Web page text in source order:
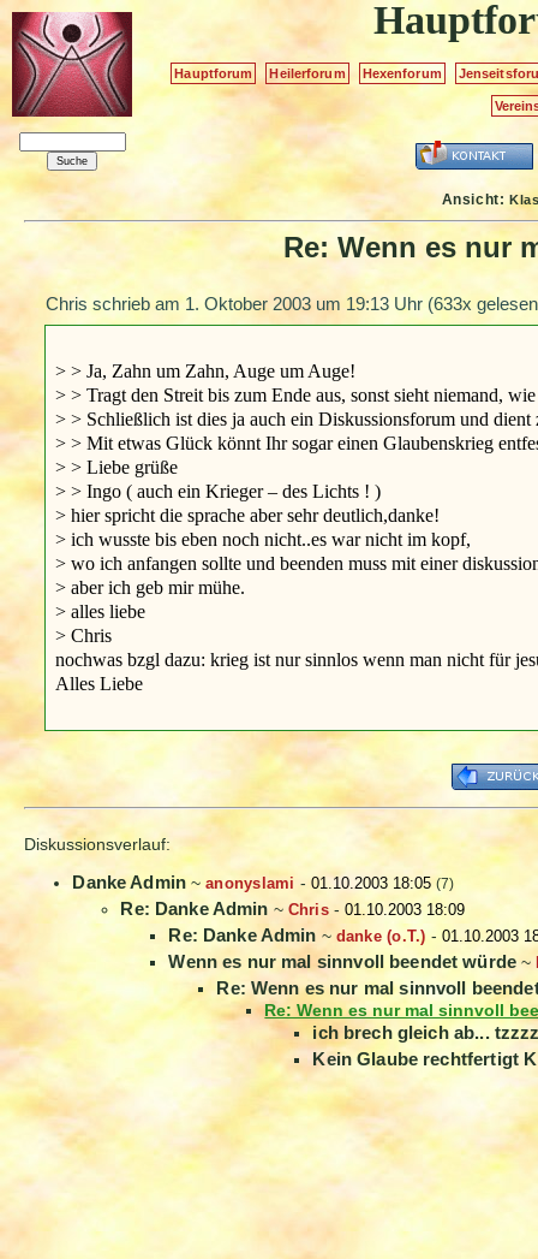
Hauptforum Heilerforum Hexenforum
Ansicht:
Re: Wenn es nur
Chris schrieb am1. Oktober 2003 um 19:13 Uhr (633x
> > Ja, Zahn um Zahn, Auge um Auge!
> > Tragt den Streit bis zum Ende aus, sonst sieht niemand,
> > Schließlich ist dies ja auch ein Diskussionsforum und dient
> > Mit etwas Glück könnt Ihr sogar einen Glaubenskrieg
> > Liebe grüße
> > Ingo ( auch ein Krieger – des Lichts ! )
> hier spricht die sprache aber sehr deutlich,danke!
> ich wusste bis eben noch nicht..es war nicht im kopf,
> wo ich anfangen sollte und beenden muss mit einer
> aber ich geb mir mühe.
> alles liebe
> Chris
nochwas bzgl dazu: krieg ist nur sinnlos wenn man nicht für
Alles Liebe
Diskussionsverlauf:
Danke Admin ~anonyslami - 01.10.2003 18:05 (7)
Re: Danke Admin ~ Chris- 01.10.2003 18:09
Re: Danke Admin ~ danke (o.T.)- 01.10.2003
Wenn es nur mal sinnvoll beendet würde ~
Re: Wenn es nur mal sinnvoll
Re: Wenn es nur mal sinnvoll
ich brech gleich ab...
Kein Glaube rechtfertigt